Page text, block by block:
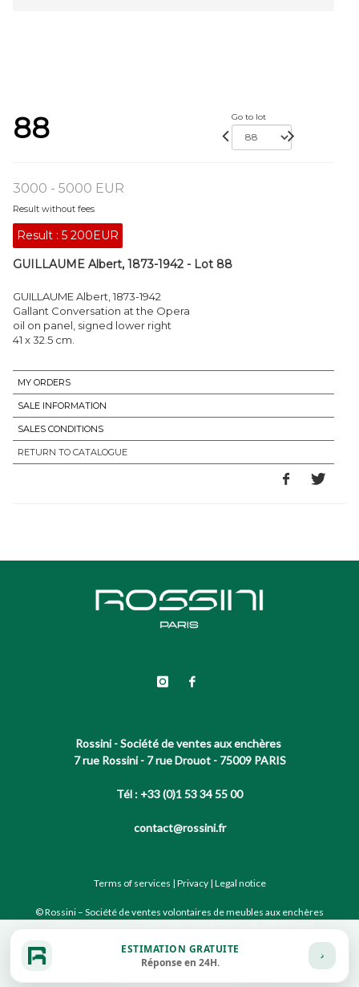
88 Go to lot
3000 - 5000 EUR
Result without fees
Result : 5 200EUR
GUILLAUME Albert, 1873-1942 - Lot 88
GUILLAUME Albert, 1873-1942
Gallant Conversation at the Opera
oil on panel, signed lower right
41 x 32.5 cm.
MY ORDERS
SALE INFORMATION
SALES CONDITIONS
RETURN TO CATALOGUE
Rossini - Société de ventes aux enchères
7 rue Rossini - 7 rue Drouot - 75009 PARIS
Tél : +33 (0)1 53 34 55 00
contact@rossini.fr
Terms of services | Privacy| Legal notice
© Rossini – Société de ventes volontaires de meubles aux enchères
Site conçu par notre partenaire
ESTIMATION GRATUITE
Réponse en 24H.